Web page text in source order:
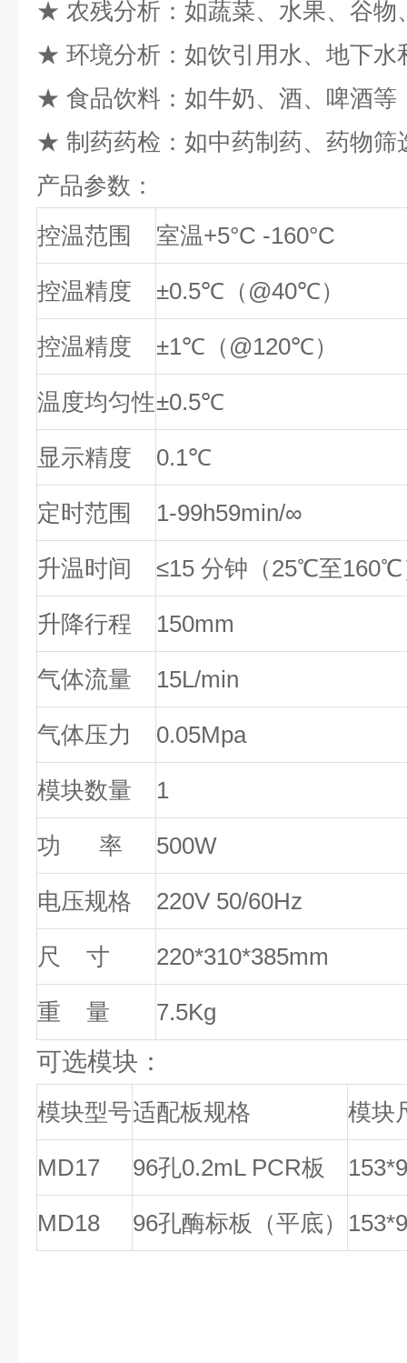
★ 农残分析：如蔬菜、水果、谷物
★ 环境分析：如饮引用水、地下水
★ 食品饮料：如牛奶、酒、啤酒等
★ 制药药检：如中药制药、药物筛
产品参数：
控温范围
室温+5°C -160°C
控温精度 ±0.5℃（@40℃）
控温精度 ±1℃（@120℃）
温度均匀性±0.5℃
显示精度 0.1℃
定时范围 1-99h59min/∞
升温时间 ≤15 分钟（25℃至160℃
升降行程 150mm
气体流量 15L/min
气体压力 0.05Mpa
模块数量 1
功 率 500W
电压规格 220V 50/60Hz
尺 寸 220*310*385mm
重 量 7.5Kg
可选模块：
模块型号适配板规格 模块
MD17 96孔0.2mL PCR板
MD18 96孔酶标板（平底）